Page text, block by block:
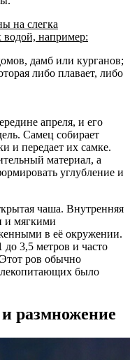
на слегка
например:
дамб или курганов;
либо плавает, либо
апреля, и его
Самец собирает
и передает их самке.
материал, а
углубление и
чаша. Внутренняя
и мягкими
в её окружении.
до 3,5 метров и часто
ров обычно
было
размножение